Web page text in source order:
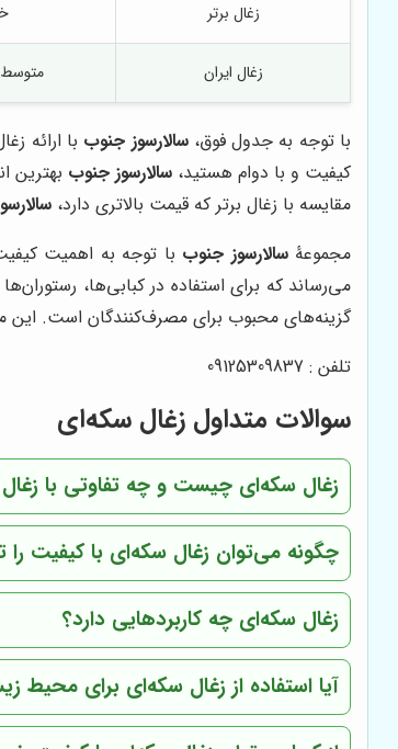
زغال برتر
زغال ایران متوسط
با توجه به جدول فوق،سالارسوز جنوب با ارائه
کیفیت و با دوام هستید،سالارسوز جنوب بهترین
مقایسه با زغال برتر که قیمت بالاتری دارد،
مجموعۀسالارسوز جنوب با توجه به اهمیت
می‌رساند که برای استفاده در کبابی‌ها،
گزینه‌های محبوب برای مصرف‌کنندگان است. این
تلفن : 09125309837
سوالات متداول زغال سکه‌ای
زغال سکه‌ای چیست و چه تفاوتی با
چگونه می‌توان زغال سکه‌ای با کیفیت
زغال سکه‌ای چه کاربردهایی دارد؟
آیا استفاده از زغال سکه‌ای برای